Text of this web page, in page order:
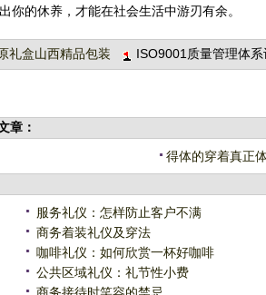
的休养，才能在社会生活中游刃有余。
礼盒山西精品包装 ISO9001质量管理体系
章：
得体的穿着真正
服务礼仪：怎样防止客户不满
商务着装礼仪及穿法
咖啡礼仪：如何欣赏一杯好咖啡
公共区域礼仪：礼节性小费